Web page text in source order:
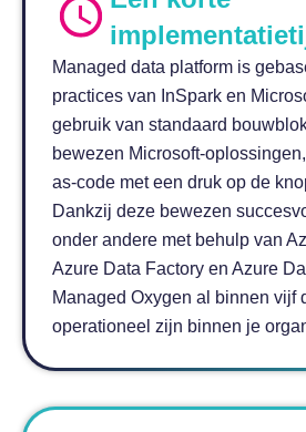
Managed data platform is
practices van InSpark en
gebruik van standaard
bewezen Microsoft-
as-code met een druk op de
Dankzij deze bewezen
onder andere met behulp van
Azure Data Factory en Azure
Managed Oxygen al binnen vijf
operationeel zijn binnen je